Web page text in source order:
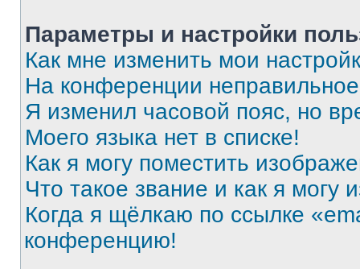
Параметры и настройки
Как мне изменить мои
На конференции
Я изменил часовой пояс, но
Моего языка нет в списке!
Как я могу поместить
Что такое звание и как я могу
Когда я щёлкаю по ссылке
конференцию!